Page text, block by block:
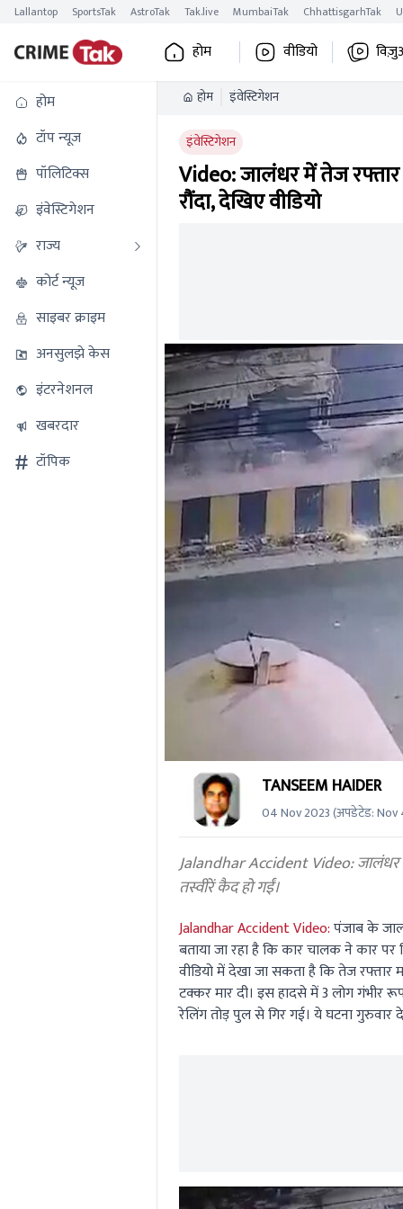
Lallantop SportsTak AstroTak Tak.live MumbaiTak ChhattisgarhTak
होम वीडियो
होम
टॉप न्यूज
पॉलिटिक्स
इंवेस्टिगेशन
राज्य
कोर्ट न्यूज
साइबर क्राइम
अनसुलझे केस
इंटरनेशनल
खबरदार
टॉपिक
होम इंवेस्टिगेशन
इंवेस्टिगेशन
Video: जालंधर में तेज
रौंदा, देखिए वीडियो
seconds
secondsVolume
0%
TANSEEM HAIDER
04 Nov 2023(अपडेटेड:Nov
Jalandhar Accident Video: जालंधर
तस्वीरें कैद हो गईं।
Jalandhar Accident Video:पंजाब के
बताया जा रहा है कि कार चालक ने कार पर
वीडियो में देखा जा सकता है कि तेज
टक्कर मार दी। इस हादसे में 3 लोग गंभीर
रेलिंग तोड़ पुल से गिर गई। ये घटना गुरुवार